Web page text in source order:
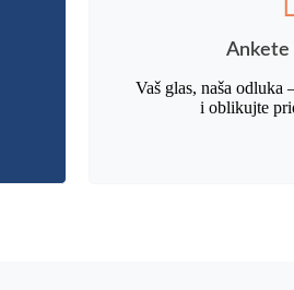
Ankete
Vaš glas, naša
i oblikujte